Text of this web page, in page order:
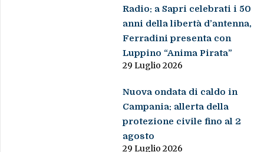
Radio: a Sapri celebrati i 50
anni della libertà d’antenna,
Ferradini presenta con
Luppino “Anima Pirata”
29 Luglio 2026
Nuova ondata di caldo in
Campania: allerta della
protezione civile fino al 2
agosto
29 Luglio 2026